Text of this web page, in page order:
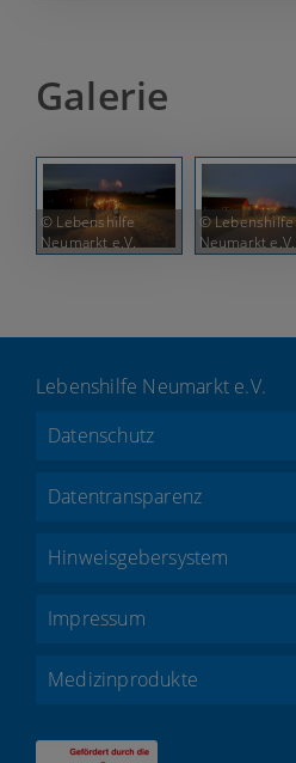
Galerie
© Lebenshilfe
Neumarkt e.V.
© Lebenshilfe
Neumarkt e.V.
Lebenshilfe Neumarkt e.V.
Datenschutz
Datentransparenz
Hinweisgebersystem
Impressum
Medizinprodukte